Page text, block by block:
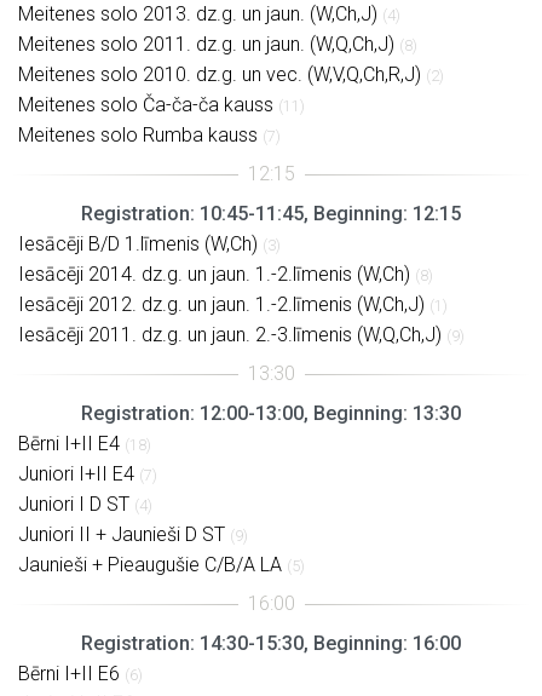
Meitenes solo 2013. dz.g. un jaun. (W,Ch,J) (4)
Meitenes solo 2011. dz.g. un jaun. (W,Q,Ch,J) (8)
Meitenes solo 2010. dz.g. un vec. (W,V,Q,Ch,R,J) (2)
Meitenes solo Ča-ča-ča kauss (11)
Meitenes solo Rumba kauss (7)
Registration: 10:45-11:45, Beginning: 12:15
Iesācēji B/D 1.līmenis (W,Ch) (3)
Iesācēji 2014. dz.g. un jaun. 1.-2.līmenis (W,Ch) (8)
Iesācēji 2012. dz.g. un jaun. 1.-2.līmenis (W,Ch,J) (1)
Iesācēji 2011. dz.g. un jaun. 2.-3.līmenis (W,Q,Ch,J) (9)
Registration: 12:00-13:00, Beginning: 13:30
Bērni I+II E4 (18)
Juniori I+II E4 (7)
Juniori I D ST (4)
Juniori II + Jaunieši D ST (9)
Jaunieši + Pieaugušie C/B/A LA (5)
Registration: 14:30-15:30, Beginning: 16:00
Bērni I+II E6 (6)